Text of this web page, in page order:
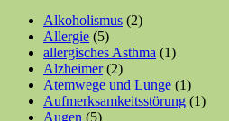
Alkoholismus (2)
Allergie (5)
allergisches Asthma (1)
Alzheimer(2)
Atemwege und Lunge (1)
Aufmerksamkeitsstörung (1)
Augen (5)